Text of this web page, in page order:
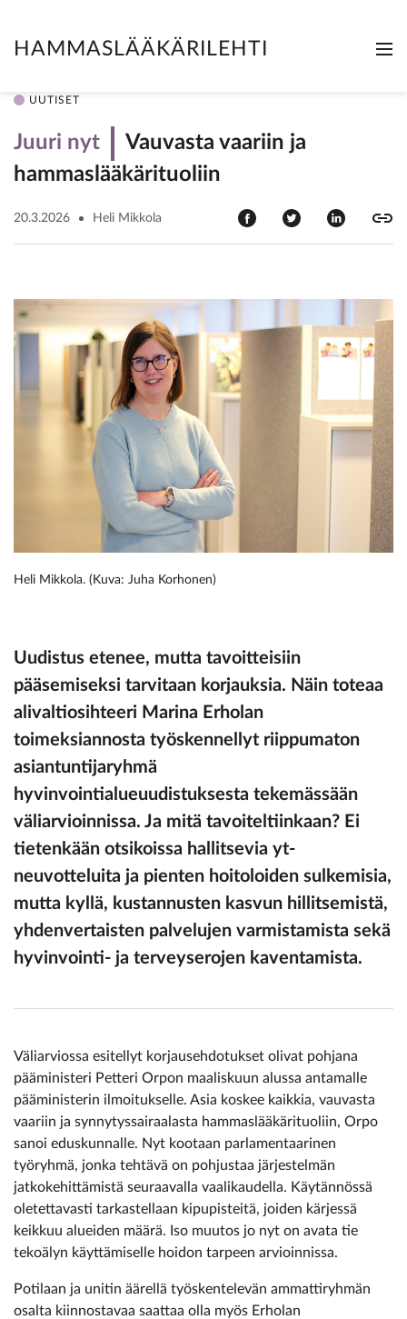
HAMMASLÄÄKÄRILEHTI
UUTISET
Juuri nyt
Vauvasta vaariin ja
hammaslääkärituoliin
20.3.2026 Heli Mikkola
Heli Mikkola. (Kuva: Juha Korhonen)
Uudistus etenee, mutta tavoitteisiin
pääsemiseksi tarvitaan korjauksia. Näin toteaa
alivaltiosihteeri Marina­ Erholan
toimeksiannosta työskennellyt riippumaton
asiantuntijaryhmä
hyvinvointialueuudistuksesta tekemässään
väliarvioinnissa. Ja mitä tavoiteltiinkaan? Ei
tietenkään otsikoissa hallitsevia yt-
neuvotteluita ja pienten hoitoloiden sulkemisia,
mutta kyllä, kustannusten kasvun hillitsemistä,
yhdenvertaisten palvelujen varmistamista sekä
hyvinvointi- ja terveyserojen kaventamista.
Väliarviossa esitellyt korjausehdotukset olivat pohjana
pääministeri Petteri Orpon maaliskuun alussa antamalle
pääministerin ilmoitukselle. Asia koskee kaikkia, vauvasta
vaariin ja synnytyssairaalasta hammaslääkärituoliin, Orpo
sanoi eduskunnalle. Nyt kootaan parlamentaarinen
työryhmä, jonka tehtävä on pohjustaa järjestelmän
jatkokehittämistä seuraavalla vaalikaudella. Käytännössä
oletettavasti tarkastellaan kipupisteitä, joiden kärjessä
keikkuu alueiden määrä. Iso muutos jo nyt on avata tie
tekoälyn käyttämiselle hoidon tarpeen arvioinnissa.
Potilaan ja unitin äärellä työskentelevän ammattiryhmän
osalta kiinnostavaa saattaa olla myös Erholan